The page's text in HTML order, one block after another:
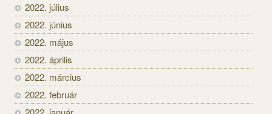
2022. július
2022. június
2022. május
2022. április
2022. március
2022. február